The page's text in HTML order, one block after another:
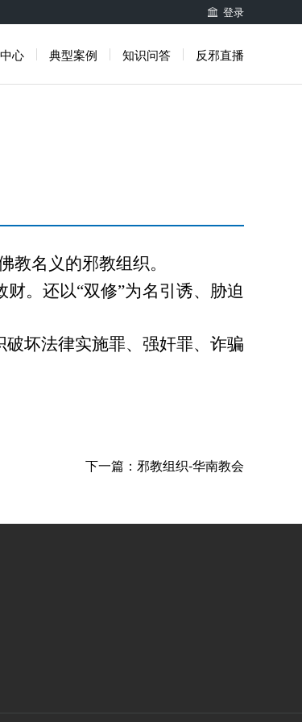
登录
心 典型案例 知识问答 反邪直播
教名义的邪教组织。
财。还以“双修”为名引诱、胁迫
坏法律实施罪、强奸罪、诈骗
下一篇：邪教组织-华南教会